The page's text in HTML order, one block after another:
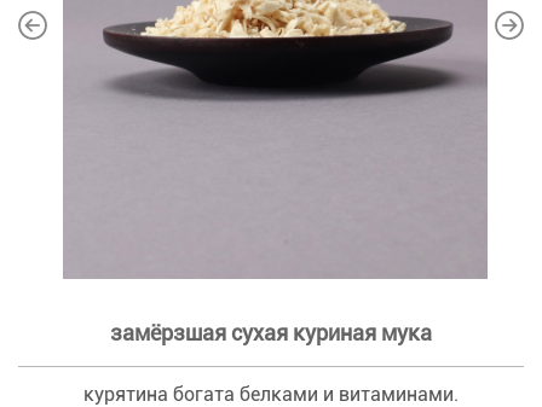
замёрзшая сухая куриная мука
курятина богата белками и витаминами.